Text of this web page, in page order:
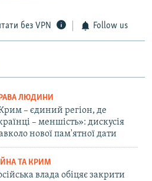
без VPN Follow us
ЛЮДИНИ
– єдиний регіон, де
– меншість»: дискусія
нової пам'ятної дати
ТА КРИМ
влада обіцяє закрити